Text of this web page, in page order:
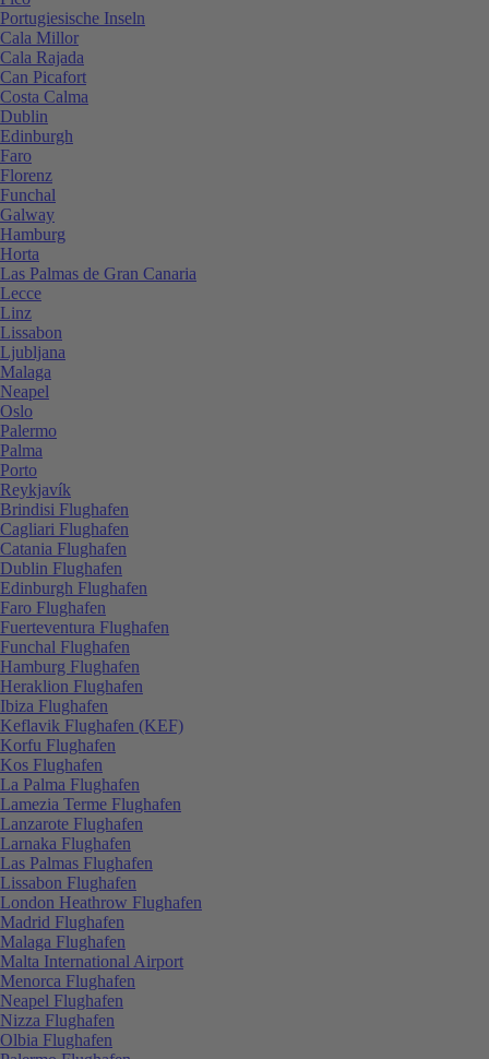
Portugiesische Inseln
Cala Millor
Cala Rajada
Can Picafort
Costa Calma
Dublin
Edinburgh
Faro
Florenz
Funchal
Galway
Hamburg
Horta
Las Palmas de Gran Canaria
Lecce
Linz
Lissabon
Ljubljana
Malaga
Neapel
Oslo
Palermo
Palma
Porto
Reykjavík
Brindisi Flughafen
Cagliari Flughafen
Catania Flughafen
Dublin Flughafen
Edinburgh Flughafen
Faro Flughafen
Fuerteventura Flughafen
Funchal Flughafen
Hamburg Flughafen
Heraklion Flughafen
Ibiza Flughafen
Keflavik Flughafen (KEF)
Korfu Flughafen
Kos Flughafen
La Palma Flughafen
Lamezia Terme Flughafen
Lanzarote Flughafen
Larnaka Flughafen
Las Palmas Flughafen
Lissabon Flughafen
London Heathrow Flughafen
Madrid Flughafen
Malaga Flughafen
Malta International Airport
Menorca Flughafen
Neapel Flughafen
Nizza Flughafen
Olbia Flughafen